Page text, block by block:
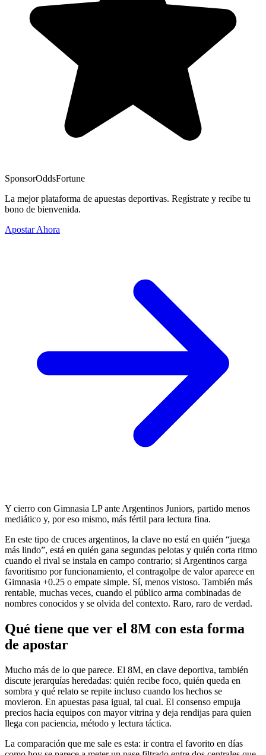
SponsorOddsFortune
La mejor plataforma de apuestas deportivas. Regístrate y recibe tu
bono de bienvenida.
Apostar Ahora
Y cierro con Gimnasia LP ante Argentinos Juniors, partido menos
mediático y, por eso mismo, más fértil para lectura fina.
En este tipo de cruces argentinos, la clave no está en quién “juega
más lindo”, está en quién gana segundas pelotas y quién corta ritmo
cuando el rival se instala en campo contrario; si Argentinos carga
favoritismo por funcionamiento, el contragolpe de valor aparece en
Gimnasia +0.25 o empate simple. Sí, menos vistoso. También más
rentable, muchas veces, cuando el público arma combinadas de
nombres conocidos y se olvida del contexto. Raro, raro de verdad.
Qué tiene que ver el 8M con esta forma
de apostar
Mucho más de lo que parece. El 8M, en clave deportiva, también
discute jerarquías heredadas: quién recibe foco, quién queda en
sombra y qué relato se repite incluso cuando los hechos se
movieron. En apuestas pasa igual, tal cual. El consenso empuja
precios hacia equipos con mayor vitrina y deja rendijas para quien
llega con paciencia, método y lectura táctica.
La comparación que me sale es esta: ir contra el favorito en días